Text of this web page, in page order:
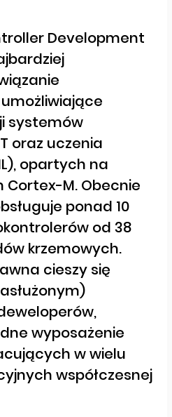
Development
systemów
oraz uczenia
opartych na
M. Obecnie
ponad 10
od 38
krzemowych.
cieszy się
wyposażenie
w wielu
współczesnej